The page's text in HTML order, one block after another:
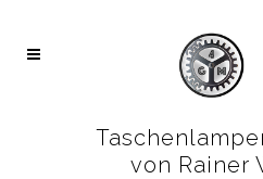
von Rainer